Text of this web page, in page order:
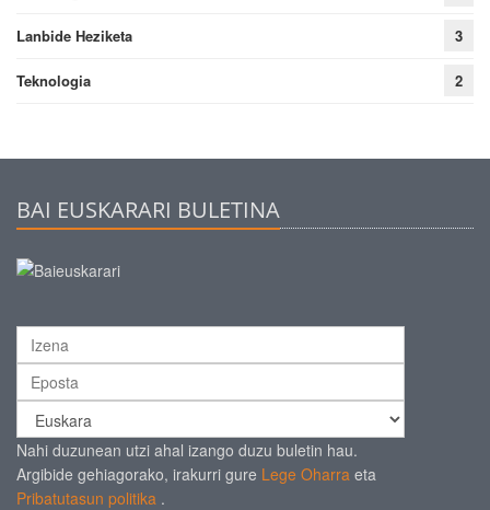
Lanbide Heziketa 3
Teknologia 2
BAI EUSKARARI BULETINA
Nahi duzunean utzi ahal izango duzu buletin hau.
Argibide gehiagorako, irakurri gure Lege Oharra eta
Pribatutasun politika .